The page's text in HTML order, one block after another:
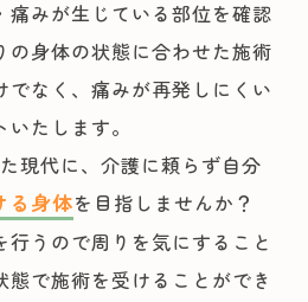
痛みが生じている部位を確認
の身体の状態に合わせた施術
でなく、痛みが再発しにくい
たします。
現代に、介護に頼らず自分
る身体を目指しませんか？
うので周りを気にすること
態で施術を受けることができ